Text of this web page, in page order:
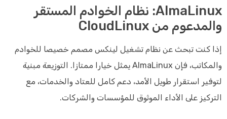
AlmaLinux: نظام الخوادم المستقر
والمدعوم من CloudLinux
إذا كنت تبحث عن نظام تشغيل لينكس مصمم خصيصا للخوادم
والمكاتب، فإن AlmaLinux يمثل خيارا ممتازا. التوزيعة مبنية
لتوفير استقرار طويل الأمد، دعم كامل للعتاد والخدمات، مع
التركيز على الأداء الموثوق للمؤسسات والشركات.